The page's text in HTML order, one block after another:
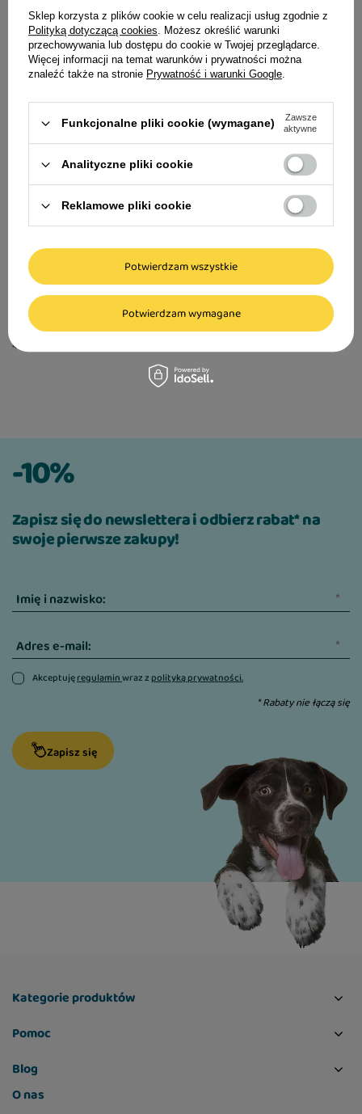
Animonda vom Feinsten Cat Senior Karma
mokra dla kota z drobiem 100 g
4,59 zł
45,90 zł / kg
Karma mokra
kurczakiem w
4,99 zł
49,90 zł / kg
-10%
Zapisz się do newslettera i odbierz rabat* na
swoje pierwsze zakupy!
Imię i nazwisko:
Adres e-mail:
Akceptujęregulaminwraz zpolityką prywatności.
* Rabaty nie łączą się
Zapisz się
Kategorie produktów
Pomoc
Blog
O nas
Sklep korzysta z plików cookie w celu realizacji usług zgodnie z
Polityką dotyczącą cookies. Możesz określić warunki
przechowywania lub dostępu do cookie w Twojej przeglądarce.
Więcej informacji na temat warunków i prywatności można
znaleźć także na stronie Prywatność i warunki Google.
Funkcjonalne pliki cookie (wymagane)
Zawsze
aktywne
Analityczne pliki cookie
Reklamowe pliki cookie
Potwierdzam wymagane
Potwierdzam wszystkie